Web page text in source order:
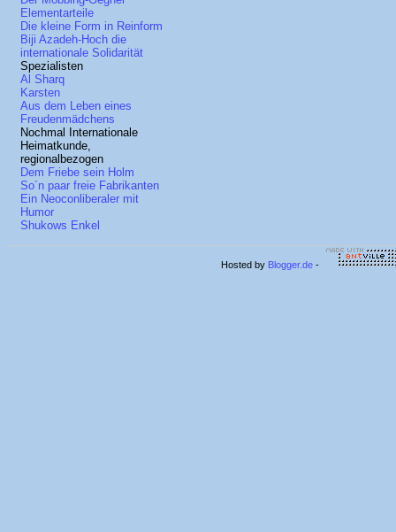
Elementarteile
Die kleine Form in Reinform
Biji Azadeh-Hoch die
internationale Solidarität
Spezialisten
Al Sharq
Karsten
Aus dem Leben eines
Freudenmädchens
Nochmal Internationale
Heimatkunde,
regionalbezogen
Dem Friebe sein Holm
So´n paar freie Fabrikanten
Ein Neoconliberaler mit
Humor
Shukows Enkel
Hosted by Blogger.de -